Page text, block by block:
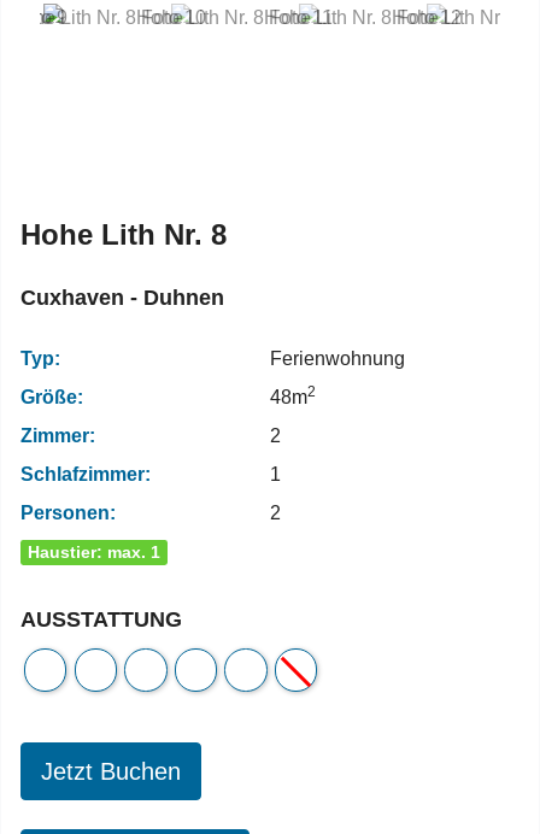
Hohe Lith Nr. 8
Cuxhaven - Duhnen
Typ:
Ferienwohnung
Größe:
48m2
Zimmer:
2
Schlafzimmer:
1
Personen:
2
Haustier: max. 1
AUSSTATTUNG
Jetzt Buchen